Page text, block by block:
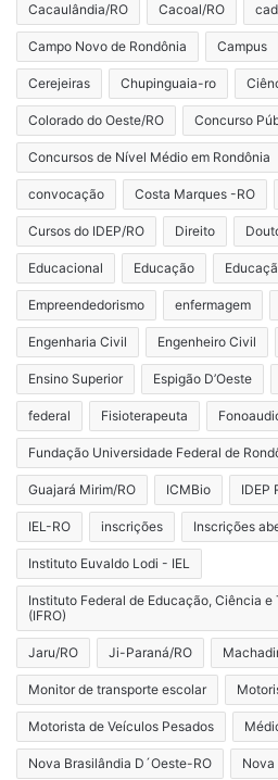
Cacaulândia/RO Cacoal/RO
Campo Novo de Rondônia Campus
Cerejeiras Chupinguaia-ro
Colorado do Oeste/RO Concurso
Concursos de Nível Médio em Rondônia
convocação Costa Marques -RO
Cursos do IDEP/RO Direito
Educacional Educação
Empreendedorismo enfermagem
Engenharia Civil Engenheiro Civil
Ensino Superior Espigão D’Oeste
federal Fisioterapeuta
Fundação Universidade Federal de
Guajará Mirim/RO ICMBio IDEP
IEL-RO inscrições Inscrições
Instituto Euvaldo Lodi - IEL
Instituto Federal de Educação, Ciência e
(IFRO)
Jaru/RO Ji-Paraná/RO
Monitor de transporte escolar
Motorista de Veículos Pesados
Nova Brasilândia D´Oeste-RO Nova